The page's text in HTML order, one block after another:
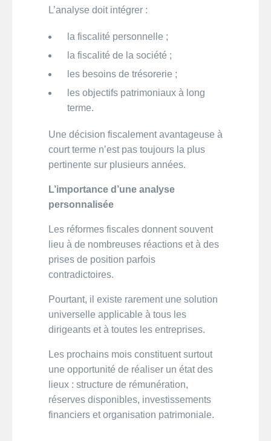
L’analyse doit intégrer :
la fiscalité personnelle ;
la fiscalité de la société ;
les besoins de trésorerie ;
les objectifs patrimoniaux à long
terme.
Une décision fiscalement avantageuse à
court terme n’est pas toujours la plus
pertinente sur plusieurs années.
L’importance d’une analyse
personnalisée
Les réformes fiscales donnent souvent
lieu à de nombreuses réactions et à des
prises de position parfois
contradictoires.
Pourtant, il existe rarement une solution
universelle applicable à tous les
dirigeants et à toutes les entreprises.
Les prochains mois constituent surtout
une opportunité de réaliser un état des
lieux : structure de rémunération,
réserves disponibles, investissements
financiers et organisation patrimoniale.